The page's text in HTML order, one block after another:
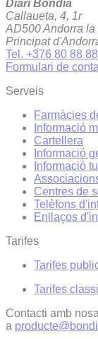
Diari Bondia
Callaueta, 4, 1r
AD500 Andorra la
Principat
Tel. +376 80 88 88
Formulari de
Serveis
Farmàcies
Informació
Cartellera
Informació
Informació
Centres de
Telèfons
Enllaços
Tarifes
Tarifes
Tarifes
Contacti amb
a